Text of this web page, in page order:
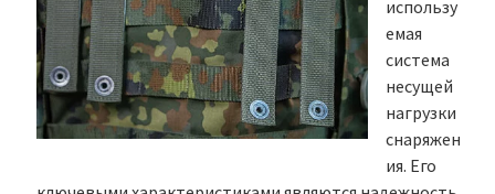
использу
емая
система
несущей
нагрузки
снаряжен
ия. Его